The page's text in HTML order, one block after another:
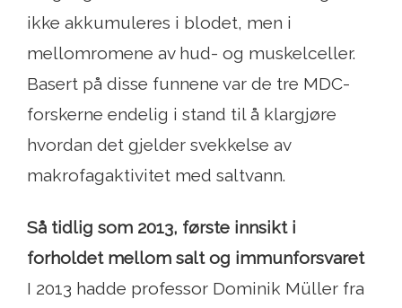
ikke akkumuleres i blodet, men i
mellomromene av hud- og muskelceller.
Basert på disse funnene var de tre MDC-
forskerne endelig i stand til å klargjøre
hvordan det gjelder svekkelse av
makrofagaktivitet med saltvann.
Så tidlig som 2013, første innsikt i
forholdet mellom salt og immunforsvaret
I 2013 hadde professor Dominik Müller fra